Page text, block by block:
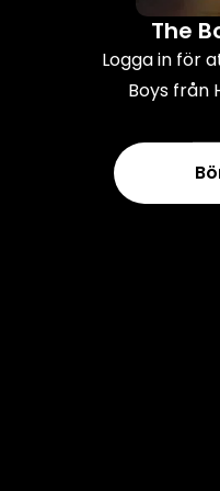
The
Logga in för
Boys från